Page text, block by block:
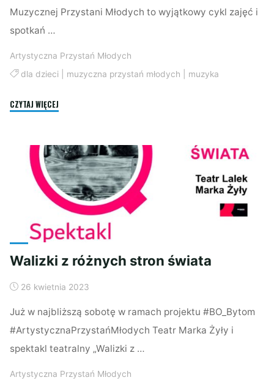
Muzycznej Przystani Młodych to wyjątkowy cykl zajęć i
spotkań …
Artystyczna Przystań Młodych
dla dzieci| muzyczna przystań młodych muzyka
CZYTAJ WIĘCEJ
Walizki z różnych stron świata
26 kwietnia 2023
Już w najbliższą sobotę w ramach projektu #BO_Bytom
#ArtystycznaPrzystańMłodych Teatr Marka Żyły i
spektakl teatralny „Walizki z …
Artystyczna Przystań Młodych